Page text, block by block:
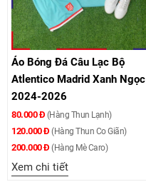
Áo Bóng Đá Câu Lạc Bộ
Atlentico Madrid Xanh Ngọc
2024-2026
80.000 Đ (Hàng Thun Lạnh)
120.000 Đ (Hàng Thun Co Giãn)
200.000 Đ (Hàng Mè Caro)
Xem chi tiết